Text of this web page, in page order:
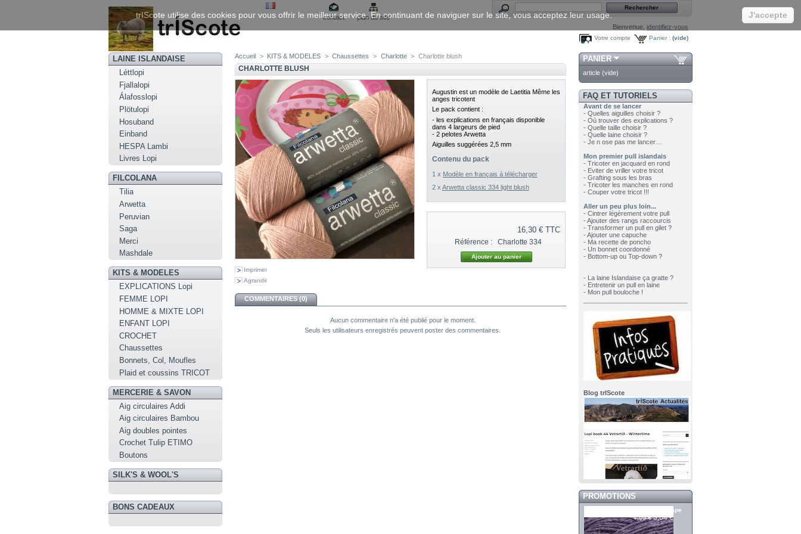
contact
plan du site
Bienvenue, identifiez-vous
Panier : (vide)
Votre compte
LAINE ISLANDAISE
Léttlopi
Fjallalopi
Álafosslopi
Plötulopi
Hosuband
Einband
HESPA Lambi
Livres Lopi
FILCOLANA
Tilia
Arwetta
Peruvian
Saga
Merci
Mashdale
KITS & MODELES
EXPLICATIONS Lopi
FEMME LOPI
HOMME & MIXTE LOPI
ENFANT LOPI
CROCHET
Chaussettes
Bonnets, Col, Moufles
Plaid et coussins TRICOT
MERCERIE & SAVON
Aig circulaires Addi
Aig circulaires Bambou
Aig doubles pointes
Crochet Tulip ETIMO
Boutons
SILK'S & WOOL'S
BONS CADEAUX
Accueil > KITS & MODELES > Chaussettes > Charlotte > Charlotte blush
CHARLOTTE BLUSH
Imprimer
Agrandir
Augustin est un modèle de Laetitia Même les
anges tricotent
Le pack contient :
- les explications en français disponible
dans 4 largeurs de pied
- 2 pelotes Arwetta
Aiguilles suggérées 2,5 mm
Contenu du pack
1 x Modèle en français à télécharger
2 x Arwetta classic 334 light blush
16,30 €TTC
Référence :
Charlotte 334
COMMENTAIRES (0)
Aucun commentaire n'a été publié pour le moment.
Seuls les utilisateurs enregistrés peuvent poster des commentaires.
PANIER
article (vide)
FAQ ET TUTORIELS
Avant de se lancer
- Quelles aiguilles choisir ?
- Où trouver des explications ?
- Quelle taille choisir ?
- Quelle laine choisir ?
- Je n ose pas me lancer…
Mon premier pull islandais
- Tricoter en jacquard en rond
- Eviter de vriller votre tricot
- Grafting sous les bras
- Tricoter les manches en rond
- Couper votre tricot !!!
Aller un peu plus loin...
- Cintrer légèrement votre pull
- Ajouter des rangs raccourcis
- Transformer un pull en gilet ?
- Ajouter une capuche
- Ma recette de poncho
- Un bonnet coordonné
- Bottom-up ou Top-down ?
- La laine Islandaise ça gratte ?
- Entretenir un pull en laine
- Mon pull bouloche !
Blog trIScote
PROMOTIONS
Merci 606 Grape
7,05 € 5,64 €
trIScote utilise des cookies pour vous offrir le meilleur service. En continuant de naviguer sur le site, vous acceptez leur usage. J'accepte